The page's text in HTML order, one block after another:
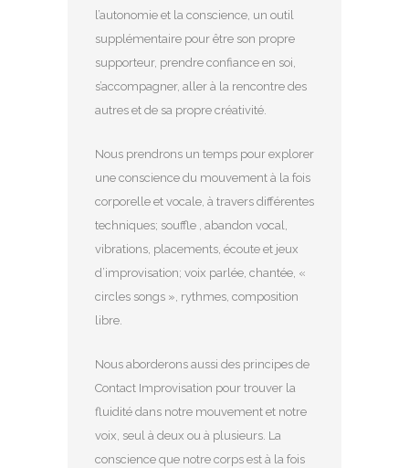
l’autonomie et la conscience, un outil
supplémentaire pour être son propre
supporteur, prendre confiance en soi,
s’accompagner, aller à la rencontre des
autres et de sa propre créativité.
Nous prendrons un temps pour explorer
une conscience du mouvement à la fois
corporelle et vocale, à travers différentes
techniques; souffle , abandon vocal,
vibrations, placements, écoute et jeux
d’improvisation; voix parlée, chantée, «
circles songs », rythmes, composition
libre.
Nous aborderons aussi des principes de
Contact Improvisation pour trouver la
fluidité dans notre mouvement et notre
voix, seul à deux ou à plusieurs. La
conscience que notre corps est à la fois